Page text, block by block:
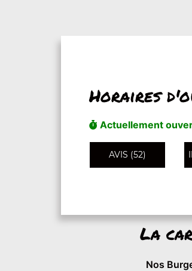
Horaires
Actuellement
AVIS (52)
La
Nos